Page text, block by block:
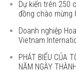
Dự kiến trên 250
đồng chào mừng
Doanh nghiệp
Vietnam
PHÁT BIỂU CỦA
NĂM NGÀY